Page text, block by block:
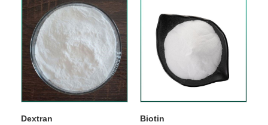
Dextran Biotin